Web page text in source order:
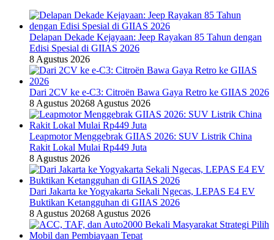
Delapan Dekade Kejayaan: Jeep Rayakan 85 Tahun dengan
Edisi Spesial di GIIAS 2026
8 Agustus 2026
Dari 2CV ke e-C3: Citroën Bawa Gaya Retro ke GIIAS 2026
8 Agustus 20268 Agustus 2026
Leapmotor Menggebrak GIIAS 2026: SUV Listrik China
Rakit Lokal Mulai Rp449 Juta
8 Agustus 2026
Dari Jakarta ke Yogyakarta Sekali Ngecas, LEPAS E4 EV
Buktikan Ketangguhan di GIIAS 2026
8 Agustus 20268 Agustus 2026